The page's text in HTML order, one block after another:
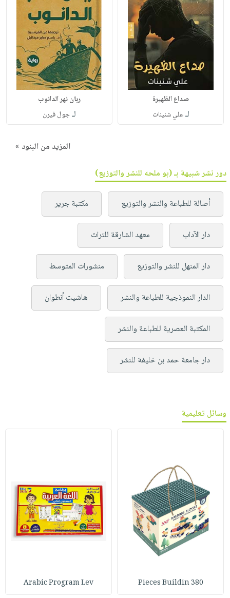
صداع الظهيرة
لـعلي شنينات
ربان نهر الدانوب
لـجول فيرن
المزيد من البنود »
دور نشر شبيهة بـ (بو ملحه للنشر والتوزيع)
أصالة للطباعة والنشر والتوزيع مكتبة جرير
دار الآداب معهد الشارقة للتراث
دار المنهل للنشر والتوزيع منشورات المتوسط
الدار النموذجية للطباعة والنشر هاشيت أنطوان
المكتبة العصرية للطباعة والنشر
دار جامعة حمد بن خليفة للنشر
وسائل تعليمية
380 Pieces Buildin
Arabic Program Lev